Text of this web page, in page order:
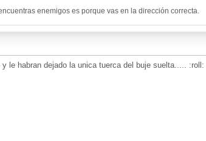
enemigos es porque vas en la dirección correcta.
y le habran dejado la unica tuerca del buje suelta.....